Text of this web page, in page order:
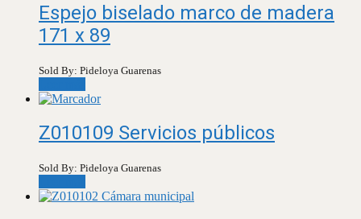
Espejo biselado marco de madera
171 x 89
Sold By: Pideloya Guarenas
Z010109 Servicios públicos
Sold By: Pideloya Guarenas